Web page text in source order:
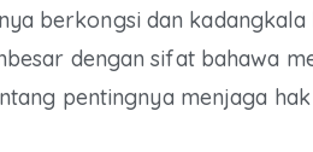
berkongsi dan
dengan sifat bahawa
pentingnya menjaga